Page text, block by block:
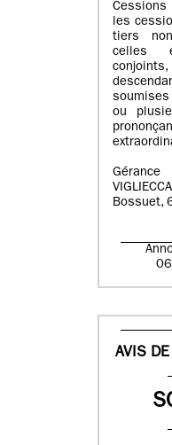
les
tiers
celles
soumises
ou
Bossuet,
AVIS